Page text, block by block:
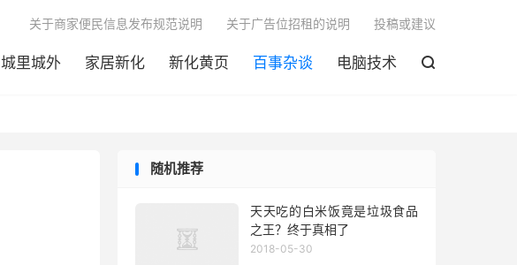
城里城外 家居新化 新化黄页 百事杂谈 电脑技术 
关于商家便民信息发布规范说明 关于广告位招租的说明 投稿或建议
随机推荐
天天吃的白米饭竟是垃圾食品
之王？终于真相了
2018-05-30